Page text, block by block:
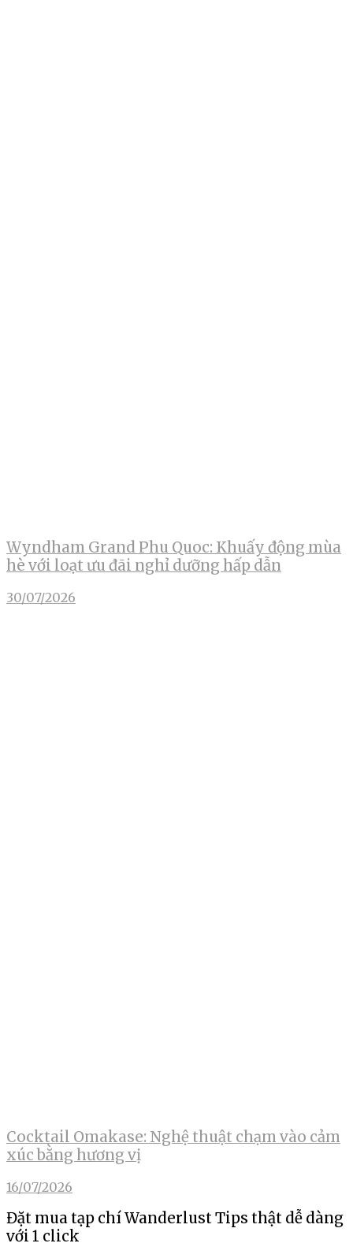
Wyndham Grand Phu Quoc: Khuấy động mùa
hè với loạt ưu đãi nghỉ dưỡng hấp dẫn
30/07/2026
Cocktail Omakase: Nghệ thuật chạm vào cảm
xúc bằng hương vị
16/07/2026
Đặt mua tạp chí Wanderlust Tips thật dễ dàng
với 1 click